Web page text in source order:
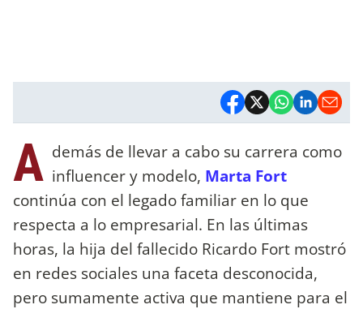
A demás de llevar a cabo su carrera como
influencer y modelo, Marta Fort
continúa con el legado familiar en lo que
respecta a lo empresarial. En las últimas
horas, la hija del fallecido Ricardo Fort mostró
en redes sociales una faceta desconocida,
pero sumamente activa que mantiene para el